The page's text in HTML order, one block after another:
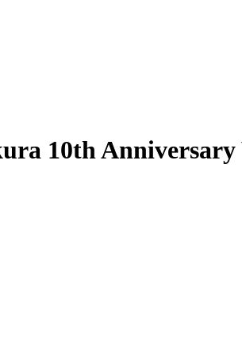
10th Anniversary